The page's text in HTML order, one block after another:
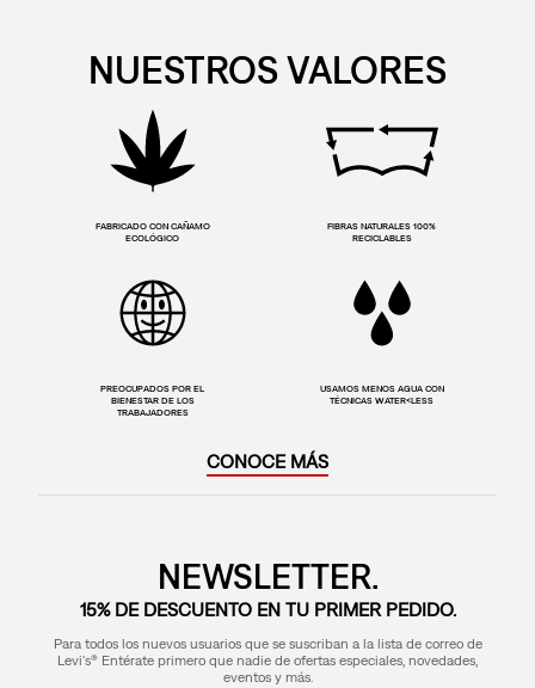
NUESTROS VALORES
FABRICADO CON CAÑAMO
ECOLÓGICO
FIBRAS NATURALES 100%
RECICLABLES
PREOCUPADOS POR EL
BIENESTAR DE LOS
TRABAJADORES
USAMOS MENOS AGUA CON
TÉCNICAS WATER<LESS
CONOCE MÁS
NEWSLETTER.
15% DE DESCUENTO EN TU PRIMER PEDIDO.
Para todos los nuevos usuarios que se suscriban a la lista de correo de
Levi's® Entérate primero que nadie de ofertas especiales, novedades,
eventos y más.